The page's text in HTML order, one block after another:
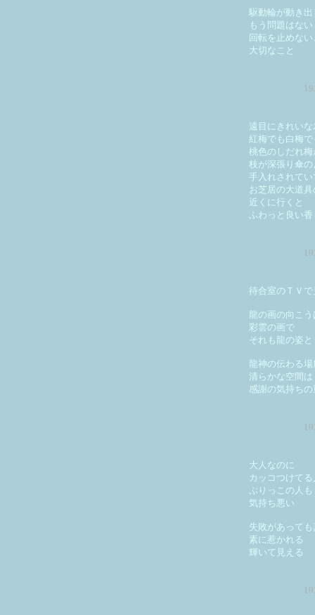
駆動輪が動き
もう問題はない
回転を止めな
大切なこと
遠目にきれいな
紅梅でも白梅で
桃色のしだれ梅
枝が深張り傘の
手入れされてい
お芝居の大道具
近くに行くと
ふわっと良い香
待合室のＴＶで
龍の画の向こう
彩雲の画で
それも龍の姿と
龍神の伝わる場
清らかな空間は
感謝の気持ち
大人なのに
カッコつけてる
ぶりっこの人も
気持ち悪い
失敗があって
素に惹かれる
輝いて見える